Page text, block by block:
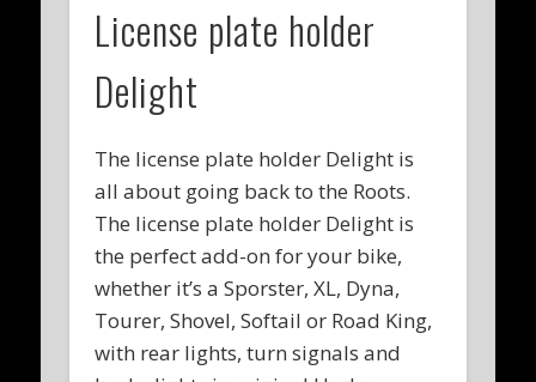
License plate holder
Delight
The license plate holder Delight is
all about going back to the Roots.
The license plate holder Delight is
the perfect add-on for your bike,
whether it’s a Sporster, XL, Dyna,
Tourer, Shovel, Softail or Road King,
with rear lights, turn signals and